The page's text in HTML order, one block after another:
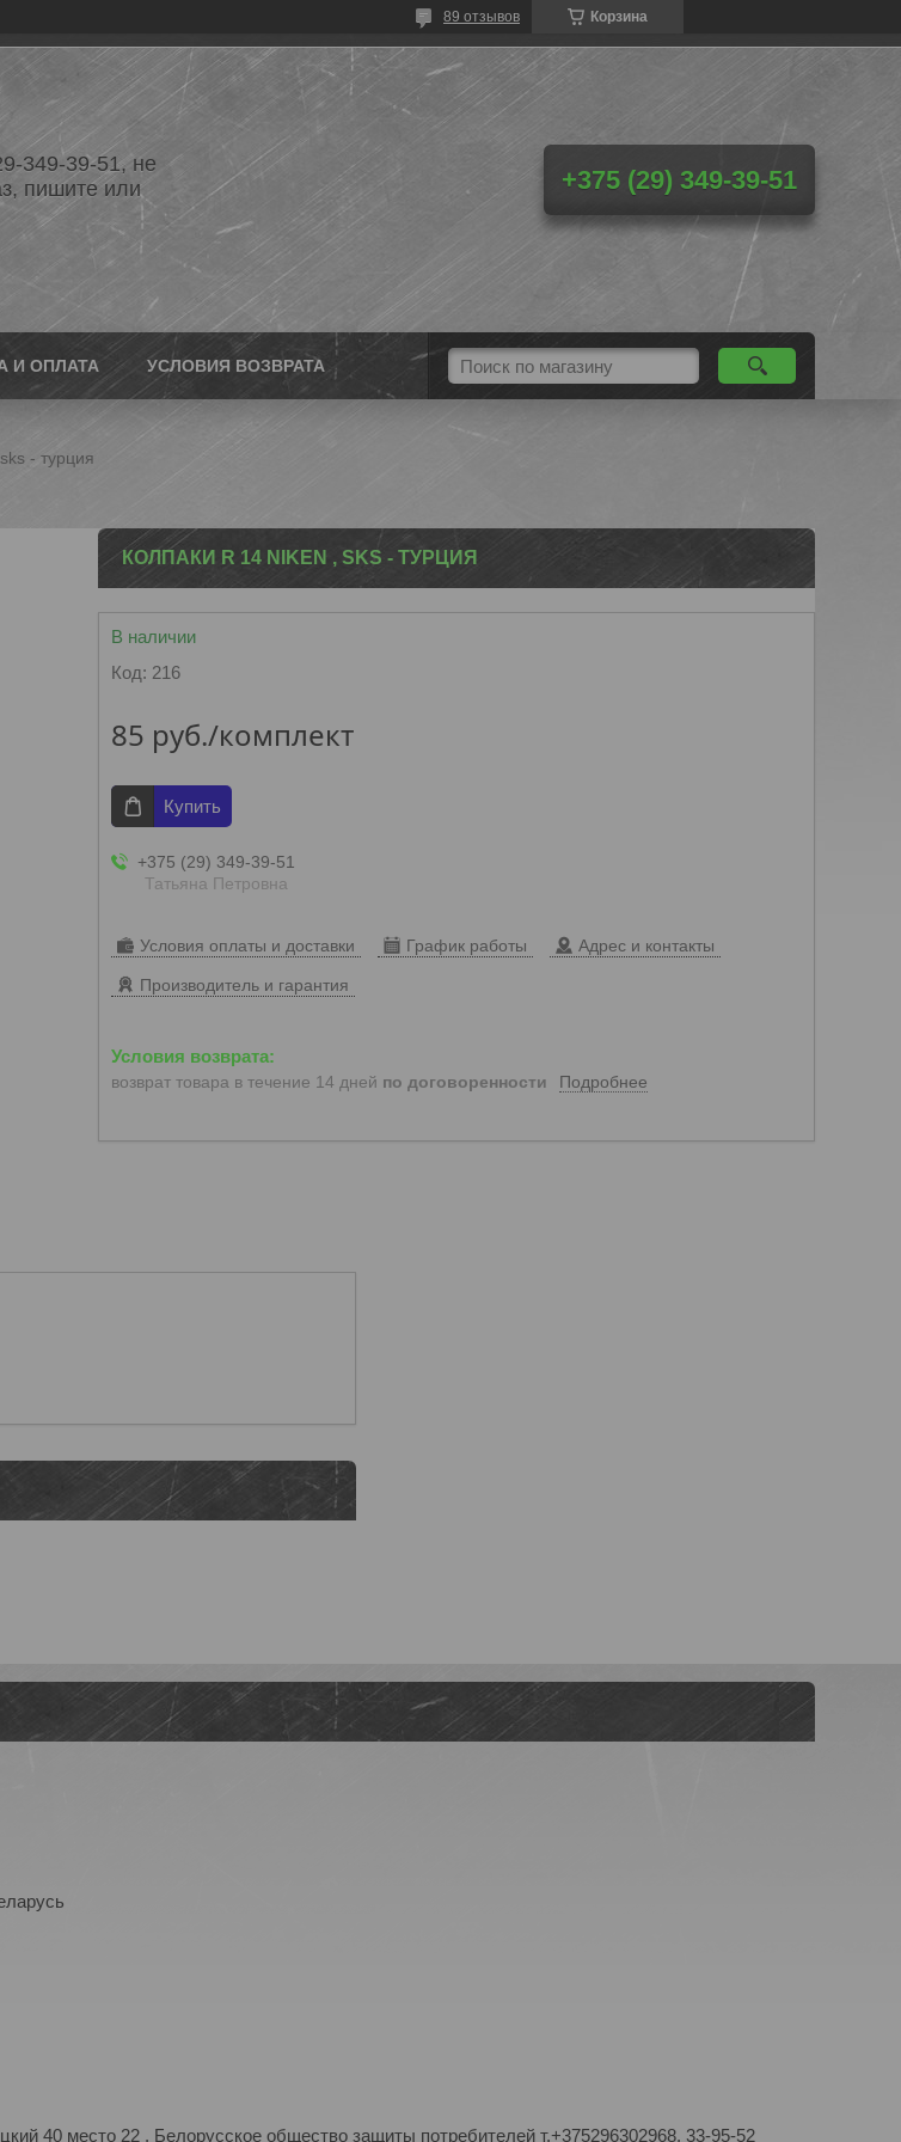
Корзина
89 отзывов
349-39-51, не
пишите или
+375 (29) 349-39-51
И ОПЛАТА УСЛОВИЯ ВОЗВРАТА
- турция
КОЛПАКИ R 14 NIKEN , SKS - ТУРЦИЯ
В наличии
Код: 216
85 руб./комплект
Купить
+375 (29) 349-39-51
Татьяна Петровна
Условия оплаты и доставки График работы Адрес и контакты
Производитель и гарантия
возврат товара в течение 14 дней по договоренности Подробнее
40 место 22 , Белорусское общество защиты потребителей т.+375296302968, 33-95-52